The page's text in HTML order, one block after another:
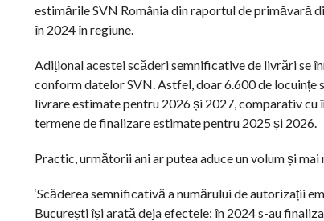
estimările SVN România din raportul de primăvară
în 2024 în regiune.
Adițional acestei scăderi semnificative de livrări se
conform datelor SVN. Astfel, doar 6.600 de
livrare estimate pentru 2026 și 2027, comparativ cu
termene de finalizare estimate pentru 2025 și 2026.
Practic, următorii ani ar putea aduce un volum și mai
‘Scăderea semnificativă a numărului de autorizații
București își arată deja efectele: în 2024 s-au